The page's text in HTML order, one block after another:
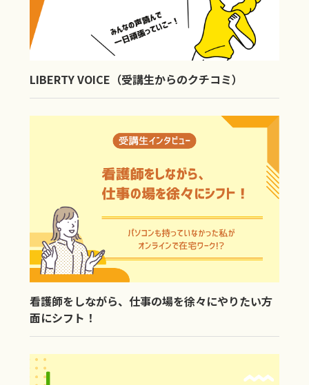
LIBERTY VOICE（受講生からのクチコミ）
看護師をしながら、仕事の場を徐々にやりたい方
面にシフト！